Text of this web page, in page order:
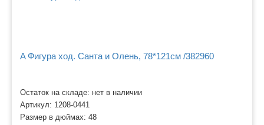
A Фигура ход. Санта и Олень, 78*121см /382960
Остаток на складе: нет в наличии
Артикул: 1208-0441
Размер в дюймах: 48